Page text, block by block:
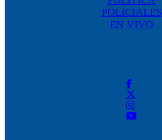
POLICIALES
EN VIVO